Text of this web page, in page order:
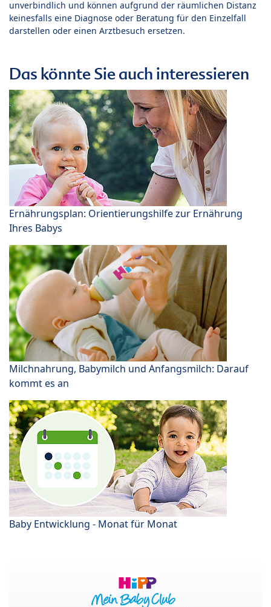
unverbindlich und können aufgrund der räumlichen Distanz
keinesfalls eine Diagnose oder Beratung für den Einzelfall
darstellen oder einen Arztbesuch ersetzen.
Das könnte Sie auch interessieren
Ernährungsplan: Orientierungshilfe zur Ernährung
Ihres Babys
Milchnahrung, Babymilch und Anfangsmilch: Darauf
kommt es an
Baby Entwicklung - Monat für Monat